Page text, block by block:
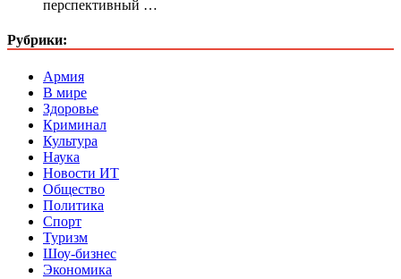
перспективный …
Рубрики:
Армия
В мире
Здоровье
Криминал
Культура
Наука
Новости ИТ
Общество
Политика
Спорт
Туризм
Шоу-бизнес
Экономика